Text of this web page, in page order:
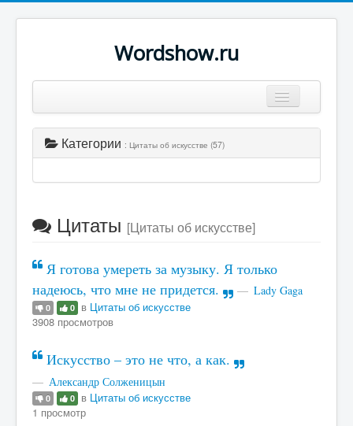
Wordshow.ru
Популярные цитаты
Авторы
Категории : Цитаты об искусстве (57)
Цитаты [Цитаты об искусстве]
Я готова умереть за музыку. Я только
надеюсь, что мне не придется.
Lady Gaga
0 0 в Цитаты об искусстве
3908 просмотров
Искусство – это не что, а как.
Александр Солженицын
0 0 в Цитаты об искусстве
1 просмотр